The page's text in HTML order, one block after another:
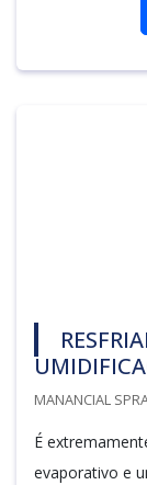
MANANCIAL
É
evaporativo e